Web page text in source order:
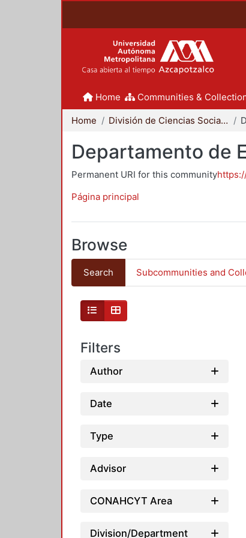
Home Communities &
Home División de Ciencias Sociales y Humanidades
Departamento de
Permanent URI for this community
Página principal
Browse
Search Subcommunities and
Filters
Author
Date
Type
Advisor
CONAHCYT Area
Division/Department